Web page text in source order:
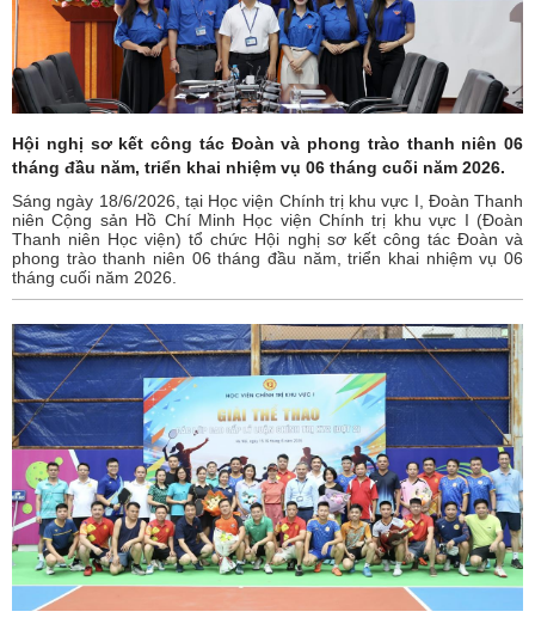
Hội nghị sơ kết công tác Đoàn và phong trào thanh niên 06
tháng đầu năm, triển khai nhiệm vụ 06 tháng cuối năm 2026.
Sáng ngày 18/6/2026, tại Học viện Chính trị khu vực I, Đoàn Thanh
niên Cộng sản Hồ Chí Minh Học viện Chính trị khu vực I (Đoàn
Thanh niên Học viện) tổ chức Hội nghị sơ kết công tác Đoàn và
phong trào thanh niên 06 tháng đầu năm, triển khai nhiệm vụ 06
tháng cuối năm 2026.